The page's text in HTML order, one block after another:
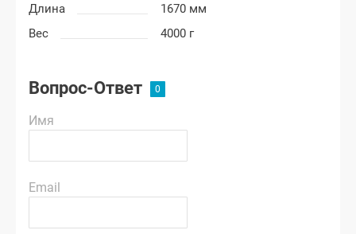
Длина
1670 мм
Вес
4000 г
Вопрос-Ответ
Имя
Email